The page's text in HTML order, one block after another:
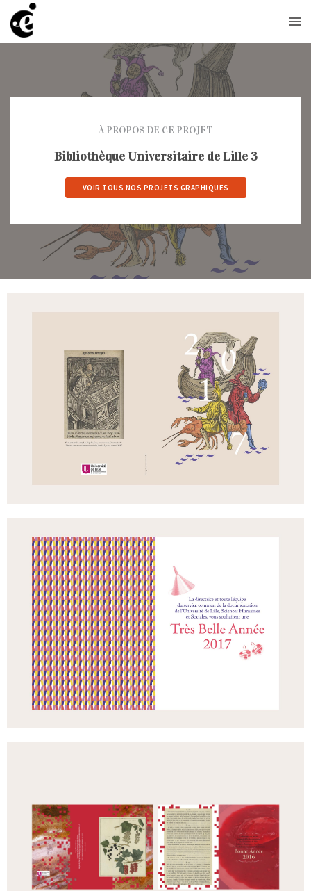
À PROPOS DE CE PROJET
Bibliothèque Universitaire de Lille 3
VOIR TOUS NOS PROJETS GRAPHIQUES